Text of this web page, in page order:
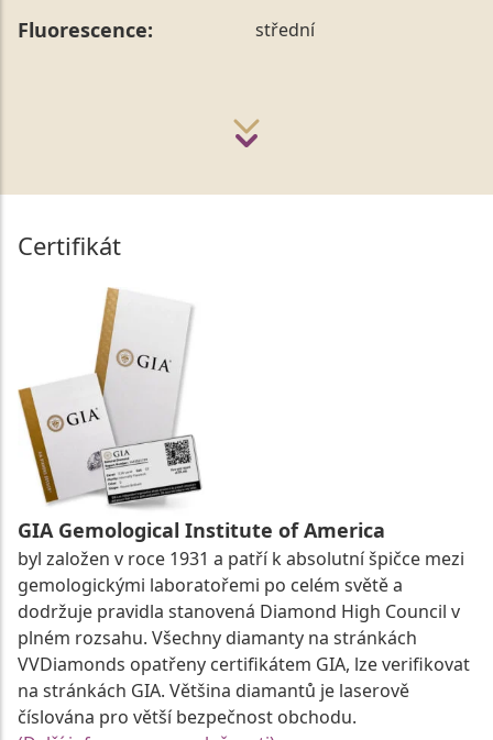
Fluorescence: střední
Certifikát
GIA Gemological Institute of America
byl založen v roce 1931 a patří k absolutní špičce mezi
gemologickými laboratořemi po celém světě a
dodržuje pravidla stanovená Diamond High Council v
plném rozsahu. Všechny diamanty na stránkách
VVDiamonds opatřeny certifikátem GIA, lze verifikovat
na stránkách GIA. Většina diamantů je laserově
číslována pro větší bezpečnost obchodu.